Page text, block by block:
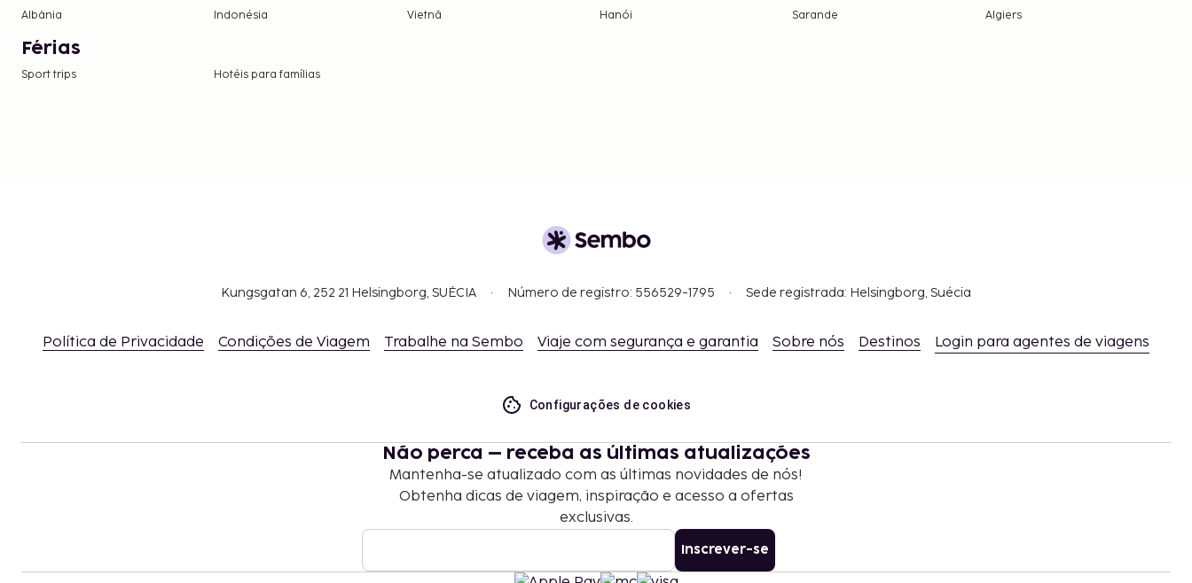
Albânia
Indonésia Vietnã
Hanói
Sarande Algiers
Férias
Sport trips Hotéis para famílias
Kungsgatan 6, 252 21 Helsingborg, SUÉCIA Número de registro: 556529-1795 Sede registrada: Helsingborg, Suécia
Política de Privacidade Condições de Viagem Trabalhe na Sembo Viaje com segurança e garantia Sobre nós Destinos Login para agentes de viagens
Configurações de cookies
Não perca – receba as últimas atualizações
Mantenha-se atualizado com as últimas novidades de nós!
Obtenha dicas de viagem, inspiração e acesso a ofertas
exclusivas.
Inscrever-se